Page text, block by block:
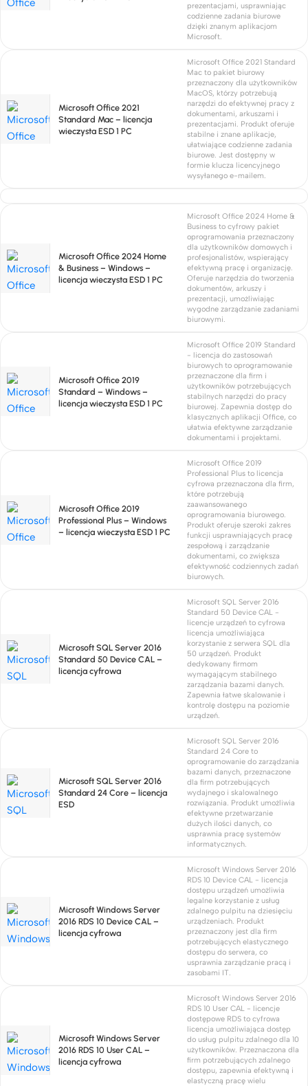
prezentacjami, usprawniając
codzienne zadania biurowe
dzięki znanym aplikacjom
Microsoft.
Microsoft Office 2021
Standard Mac – licencja
wieczysta ESD 1 PC
Microsoft Office 2021 Standard
Mac to pakiet biurowy
przeznaczony dla użytkowników
MacOS, którzy potrzebują
narzędzi do efektywnej pracy z
dokumentami, arkuszami i
prezentacjami. Produkt oferuje
stabilne i znane aplikacje,
ułatwiające codzienne zadania
biurowe. Jest dostępny w
formie klucza licencyjnego
wysyłanego e-mailem.
Microsoft Office 2024 Home
& Business – Windows –
licencja wieczysta ESD 1 PC
Microsoft Office 2024 Home &
Business to cyfrowy pakiet
oprogramowania przeznaczony
dla użytkowników domowych i
profesjonalistów, wspierający
efektywną pracę i organizację.
Oferuje narzędzia do tworzenia
dokumentów, arkuszy i
prezentacji, umożliwiając
wygodne zarządzanie zadaniami
biurowymi.
Microsoft Office 2019
Standard – Windows –
licencja wieczysta ESD 1 PC
Microsoft Office 2019 Standard
- licencja do zastosowań
biurowych to oprogramowanie
przeznaczone dla firm i
użytkowników potrzebujących
stabilnych narzędzi do pracy
biurowej. Zapewnia dostęp do
klasycznych aplikacji Office, co
ułatwia efektywne zarządzanie
dokumentami i projektami.
Microsoft Office 2019
Professional Plus – Windows
– licencja wieczysta ESD 1 PC
Microsoft Office 2019
Professional Plus to licencja
cyfrowa przeznaczona dla firm,
które potrzebują
zaawansowanego
oprogramowania biurowego.
Produkt oferuje szeroki zakres
funkcji usprawniających pracę
zespołową i zarządzanie
dokumentami, co zwiększa
efektywność codziennych zadań
biurowych.
Microsoft SQL Server 2016
Standard 50 Device CAL –
licencja cyfrowa
Microsoft SQL Server 2016
Standard 50 Device CAL -
licencje urządzeń to cyfrowa
licencja umożliwiająca
korzystanie z serwera SQL dla
50 urządzeń. Produkt
dedykowany firmom
wymagającym stabilnego
zarządzania bazami danych.
Zapewnia łatwe skalowanie i
kontrolę dostępu na poziomie
urządzeń.
Microsoft SQL Server 2016
Standard 24 Core – licencja
ESD
Microsoft SQL Server 2016
Standard 24 Core to
oprogramowanie do zarządzania
bazami danych, przeznaczone
dla firm potrzebujących
wydajnego i skalowalnego
rozwiązania. Produkt umożliwia
efektywne przetwarzanie
dużych ilości danych, co
usprawnia pracę systemów
informatycznych.
Microsoft Windows Server
2016 RDS 10 Device CAL –
licencja cyfrowa
Microsoft Windows Server 2016
RDS 10 Device CAL - licencja
dostępu urządzeń umożliwia
legalne korzystanie z usług
zdalnego pulpitu na dziesięciu
urządzeniach. Produkt
przeznaczony jest dla firm
potrzebujących elastycznego
dostępu do serwera, co
usprawnia zarządzanie pracą i
zasobami IT.
Microsoft Windows Server
2016 RDS 10 User CAL –
licencja cyfrowa
Microsoft Windows Server 2016
RDS 10 User CAL - licencje
dostępowe RDS to cyfrowa
licencja umożliwiająca dostęp
do usług pulpitu zdalnego dla 10
użytkowników. Przeznaczona dla
firm potrzebujących zdalnego
dostępu, zapewnia efektywną i
elastyczną pracę wielu